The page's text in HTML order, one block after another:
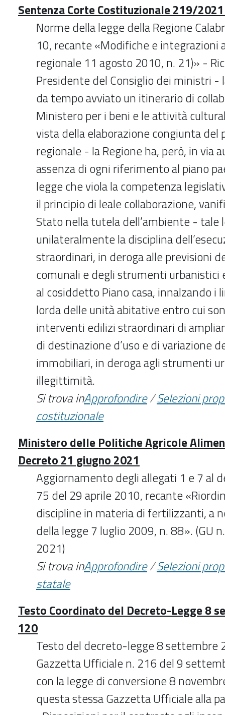
Sentenza Corte Costituzionale 219/2021
Norme della legge della Regione
10, recante «Modifiche e integrazioni
regionale 11 agosto 2010, n. 21)» -
Presidente del Consiglio dei ministri -
da tempo avviato un itinerario di
Ministero per i beni e le attività
vista della elaborazione congiunta del
regionale - la Regione ha, però, in via
assenza di ogni riferimento al piano
legge che viola la competenza
il principio di leale collaborazione,
Stato nella tutela dell’ambiente - tale
unilateralmente la disciplina
straordinari, in deroga alle previsioni
comunali e degli strumenti
al cosiddetto Piano casa, innalzando i
lorda delle unità abitative entro cui
interventi edilizi straordinari di
di destinazione d’uso e di variazione
immobiliari, in deroga agli strumenti
illegittimità.
Si trova inApprofondire/Selezioni
costituzionale
Ministero delle Politiche Agricole
Decreto 21 giugno 2021
Aggiornamento degli allegati 1 e 7 al
75 del 29 aprile 2010, recante
discipline in materia di fertilizzanti, a
della legge 7 luglio 2009, n. 88». (GU
2021)
Si trova inApprofondire/Selezioni
statale
Testo Coordinato del Decreto-Legge 8
120
Testo del decreto-legge 8 settembre
Gazzetta Ufficiale n. 216 del 9
con la legge di conversione 8
questa stessa Gazzetta Ufficiale alla